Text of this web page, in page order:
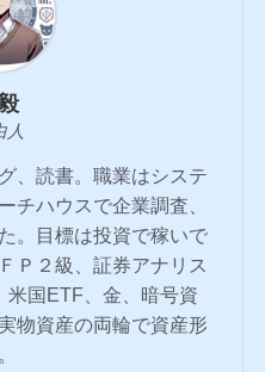
人
、読書。職業はシステ
チハウスで企業調査、
。目標は投資で稼いで
Ｐ２級、証券アナリス
米国ETF、金、暗号資
物資産の両輪で資産形